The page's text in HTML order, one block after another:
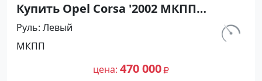
Купить Opel Corsa '2002 МКПП
(1200/75 л.с.) Бензин инжектор
Темрюк цвет Серебристый Хетчбэк
по цене 470000 рублей, объявление
№27491 на сайте Авторынок23
Руль Левый
МКПП
цена 470 000